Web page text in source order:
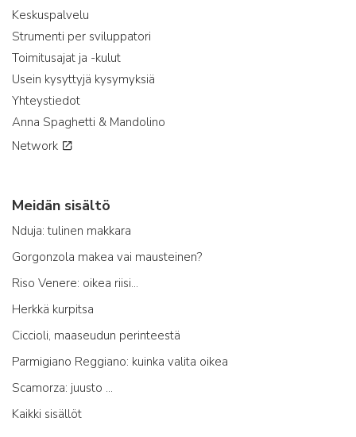
Keskuspalvelu
Strumenti per sviluppatori
Toimitusajat ja -kulut
Usein kysyttyjä kysymyksiä
Yhteystiedot
Anna Spaghetti & Mandolino
Network
Meidän sisältö
Nduja: tulinen makkara
Gorgonzola makea vai mausteinen?
Riso Venere: oikea riisi...
Herkkä kurpitsa
Ciccioli, maaseudun perinteestä
Parmigiano Reggiano: kuinka valita oikea
Scamorza: juusto ...
Kaikki sisällöt